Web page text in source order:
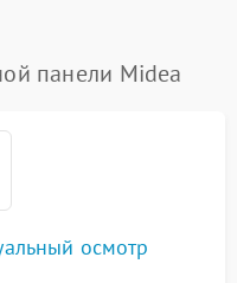
панели Midea
осмотр